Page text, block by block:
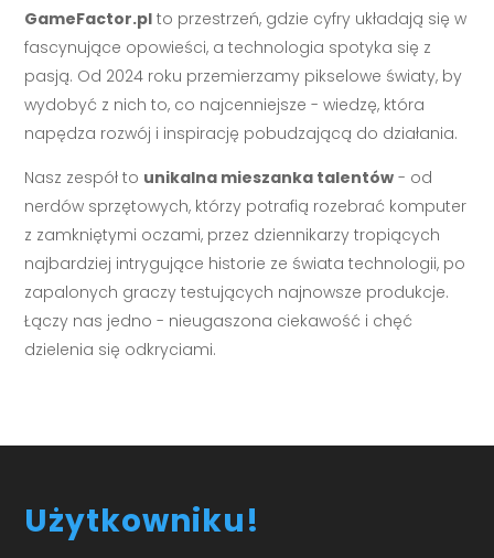
GameFactor.pl to przestrzeń, gdzie cyfry układają się w
fascynujące opowieści, a technologia spotyka się z
pasją. Od 2024 roku przemierzamy pikselowe światy, by
wydobyć z nich to, co najcenniejsze - wiedzę, która
napędza rozwój i inspirację pobudzającą do działania.
Nasz zespół to unikalna mieszanka talentów - od
nerdów sprzętowych, którzy potrafią rozebrać komputer
z zamkniętymi oczami, przez dziennikarzy tropiących
najbardziej intrygujące historie ze świata technologii, po
zapalonych graczy testujących najnowsze produkcje.
Łączy nas jedno - nieugaszona ciekawość i chęć
dzielenia się odkryciami.
Użytkowniku!